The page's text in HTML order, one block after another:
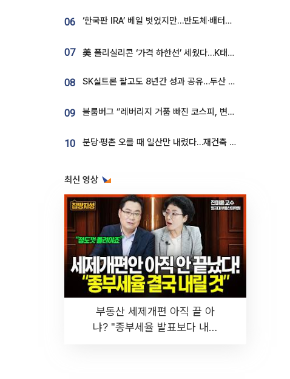
06 ‘한국판 IRA’ 베일 벗었지만…반도체·배터리 업계 “시행령이 관건”
07 美 폴리실리콘 ‘가격 하한선’ 세웠다…K태양광 수혜 기대
08 SK실트론 팔고도 8년간 성과 공유…두산 인수대금 2.3조가 끝 아냐
09 블룸버그 “레버리지 거품 빠진 코스피, 변동성 최악 국면 지났을 가능성”
10 분당·평촌 오를 때 일산만 내렸다…재건축 기대감도 ‘무색’
최신 영상
부동산 세제개편 아직 끝 아
냐? "종부세율 발표보다 내릴